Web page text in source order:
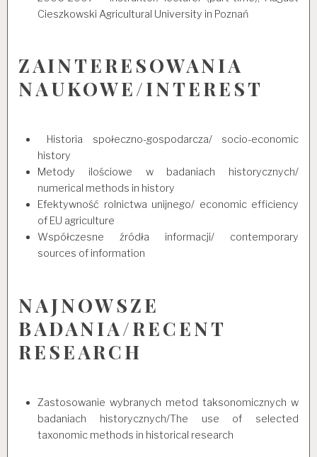
Cieszkowski Agricultural University in Poznań
ZAINTERESOWANIA
NAUKOWE/INTEREST
Historia społeczno-gospodarcza/ socio-economic
history
Metody ilościowe w badaniach historycznych/
numerical methods in history
Efektywność rolnictwa unijnego/ economic efficiency
of EU agriculture
Współczesne źródła informacji/ contemporary
sources of information
NAJNOWSZE
BADANIA/RECENT
RESEARCH
Zastosowanie wybranych metod taksonomicznych w
badaniach historycznych/The use of selected
taxonomic methods in historical research